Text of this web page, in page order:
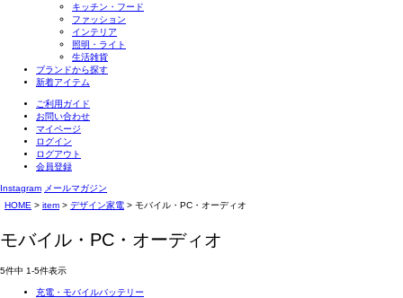
キッチン・フード
ファッション
インテリア
照明・ライト
生活雑貨
ブランドから探す
新着アイテム
ご利用ガイド
お問い合わせ
マイページ
ログイン
ログアウト
会員登録
Instagram メールマガジン
HOME
item デザイン家電 モバイル・PC・オーディオ
モバイル・PC・オーディオ
5件中 1-5件表示
充電・モバイルバッテリー